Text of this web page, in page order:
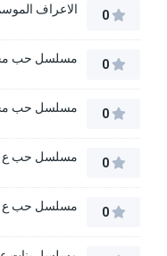
0 الاعراف الموسم
0 مسلسل حب
0 مسلسل حب
0 مسلسل حب ع
0 مسلسل حب ع